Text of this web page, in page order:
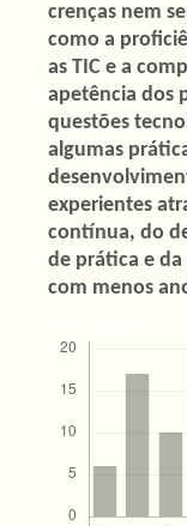
crenças nem
como a
as TIC e a
apetência dos
questões
algumas
experientes
contínua, do
de prática e
com menos